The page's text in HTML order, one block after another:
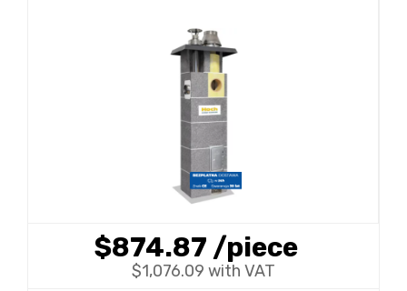
$874.87 /piece
$1,076.09 with VAT